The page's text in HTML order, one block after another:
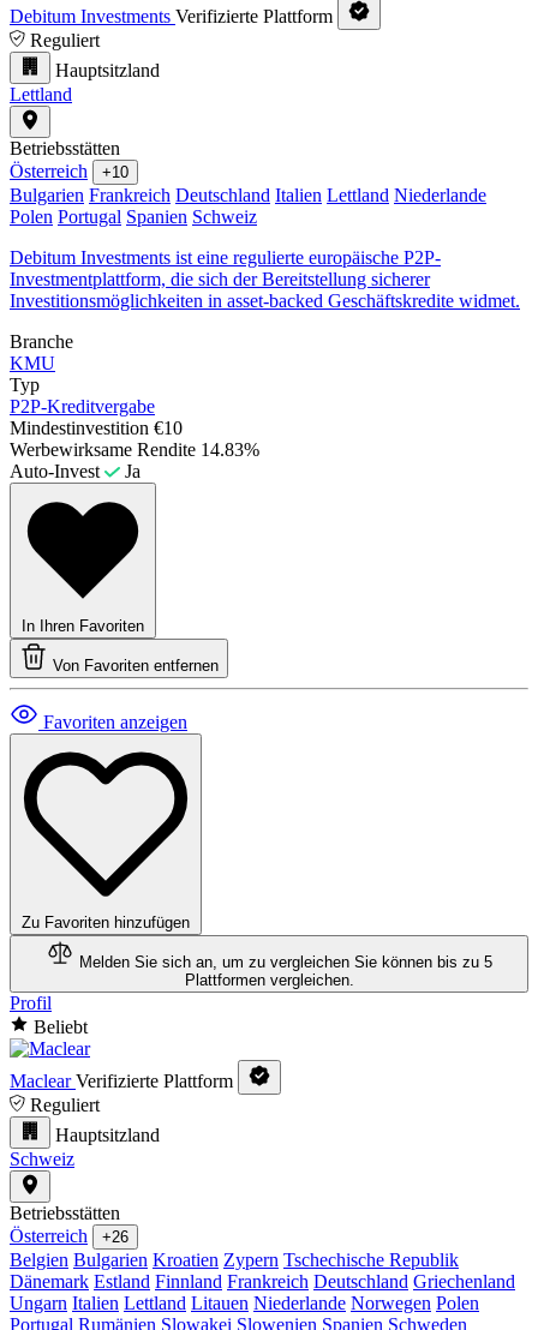
Debitum Investments Verifizierte Plattform
Reguliert
Hauptsitzland
Lettland
Betriebsstätten
Österreich
+10
Bulgarien Frankreich Deutschland Italien Lettland Niederlande
Polen Portugal Spanien Schweiz
Debitum Investments ist eine regulierte europäische P2P-
Investmentplattform, die sich der Bereitstellung sicherer
Investitionsmöglichkeiten in asset-backed Geschäftskredite widmet.
Branche
KMU
Typ
P2P-Kreditvergabe
Mindestinvestition €10
Werbewirksame Rendite 14.83%
Auto-Invest
Ja
In Ihren Favoriten
Von Favoriten entfernen
Favoriten anzeigen
Zu Favoriten hinzufügen
Melden Sie sich an, um zu vergleichen Sie können bis zu 5
Plattformen vergleichen.
Profil
Beliebt
Maclear Verifizierte Plattform
Reguliert
Hauptsitzland
Schweiz
Betriebsstätten
Österreich
+26
Belgien Bulgarien Kroatien Zypern Tschechische Republik
Dänemark Estland Finnland Frankreich Deutschland Griechenland
Ungarn Italien Lettland Litauen Niederlande Norwegen Polen
Portugal Rumänien Slowakei Slowenien Spanien Schweden